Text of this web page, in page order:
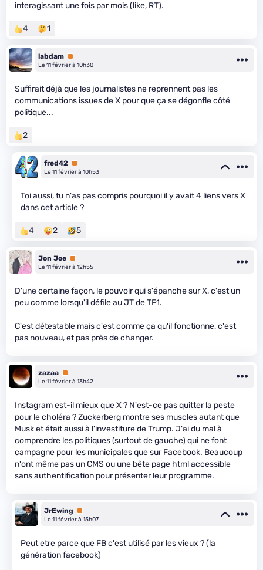
interagissant une fois par mois (like, RT).
4 1
labdam Premium
Le 11 février à 10h30
Suffirait déjà que les journalistes ne reprennent pas les
communications issues de X pour que ça se dégonfle côté
politique...
2
fred42 Premium
Le 11 février à 10h53
Toi aussi, tu n'as pas compris pourquoi il y avait 4 liens vers X
dans cet article ?
4 2 5
Jon Joe Premium
Le 11 février à 12h55
D'une certaine façon, le pouvoir qui s'épanche sur X, c'est un
peu comme lorsqu'il défile au JT de TF1.
C'est détestable mais c'est comme ça qu'il fonctionne, c'est
pas nouveau, et pas près de changer.
zazaa Premium
Le 11 février à 13h42
Instagram est-il mieux que X ? N'est-ce pas quitter la peste
pour le choléra ? Zuckerberg montre ses muscles autant que
Musk et était aussi à l'investiture de Trump. J'ai du mal à
comprendre les politiques (surtout de gauche) qui ne font
campagne pour les municipales que sur Facebook. Beaucoup
n'ont même pas un CMS ou une bête page html accessible
sans authentification pour présenter leur programme.
JrEwing
Premium
Le 11 février à 15h07
Peut etre parce que FB c'est utilisé par les vieux ? (la
génération facebook)